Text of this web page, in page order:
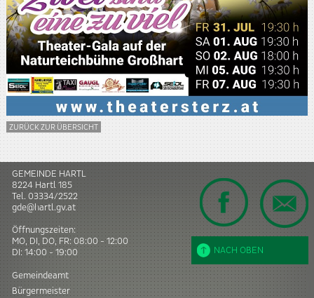
ZURÜCK ZUR ÜBERSICHT
NACH OBEN
GEMEINDE HARTL
8224 Hartl185
Tel. 03334/2522
gde@hartl.gv.at
Öffnungszeiten:
MO, DI, DO, FR: 08:00 - 12:00
DI: 14:00 - 19:00
Gemeindeamt
Bürgermeister